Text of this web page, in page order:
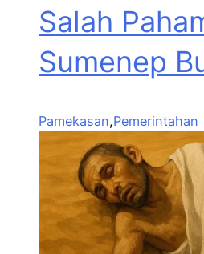
Salah
Sumenep
Pamekasan,Pemerintahan